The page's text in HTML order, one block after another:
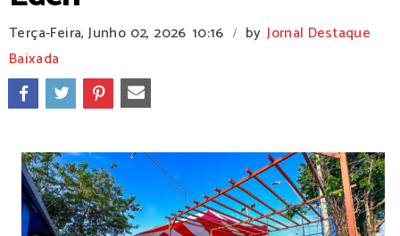
Terça-Feira, Junho 02, 2026 10:16 / by Jornal Destaque
Baixada